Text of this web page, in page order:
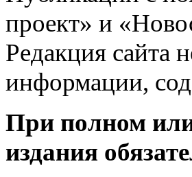
проект» и
Редакция сайта
информации,
При полном
издания